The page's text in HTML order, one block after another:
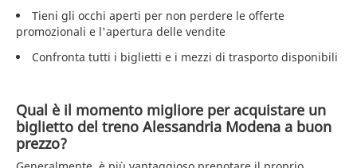
Tieni gli occhi aperti per non perdere le offerte
promozionali e l'apertura delle vendite
Confronta tutti i biglietti e i mezzi di trasporto disponibili
Qual è il momento migliore per acquistare un
biglietto del treno Alessandria Modena a buon
prezzo?